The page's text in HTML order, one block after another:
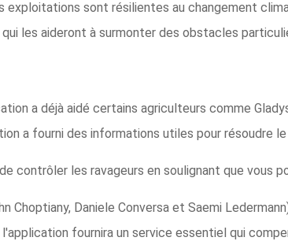
exploitations sont résilientes au changement
les aideront à surmonter des obstacles
a déjà aidé certains agriculteurs comme
a fourni des informations utiles pour résoudre
contrôler les ravageurs en soulignant que vous
Choptiany, Daniele Conversa et Saemi
fournira un service essentiel qui